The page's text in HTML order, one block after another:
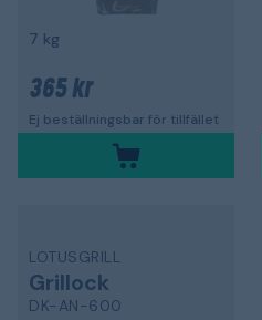
7 kg
365 kr
Ej beställningsbar för tillfället
LOTUSGRILL
Grillock
DK-AN-600